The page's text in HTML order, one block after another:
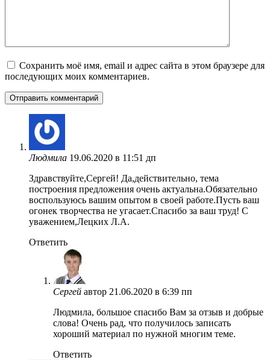
Сохранить моё имя, email и адрес сайта в этом браузере для
последующих моих комментариев.
Людмила 19.06.2020 в 11:51 дп
Здравствуйте,Сергей! Да,действительно, тема
построения предложения очень актуальна.Обязательно
воспользуюсь вашим опытом в своей работе.Пусть ваш
огонек творчества не угасает.Спасибо за ваш труд! С
уважением,Лецких Л.А.
Ответить
Сергей автор 21.06.2020 в 6:39 пп
Людмила, большое спасибо Вам за отзыв и добрые
слова! Очень рад, что получилось записать
хороший материал по нужной многим теме.
Ответить